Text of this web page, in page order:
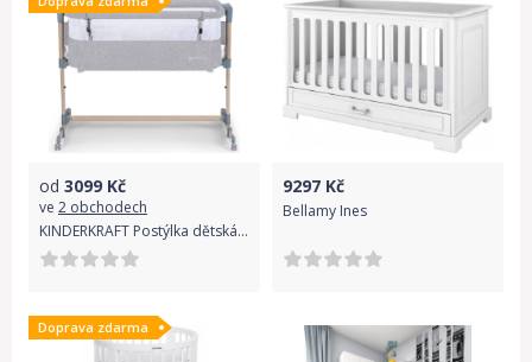
od 3099 Kč
ve 2 obchodech
KINDERKRAFT Postýlka dětská polohovatelná Neste Air Grey Wood
9297 Kč
Bellamy Ines
Doprava zdarma